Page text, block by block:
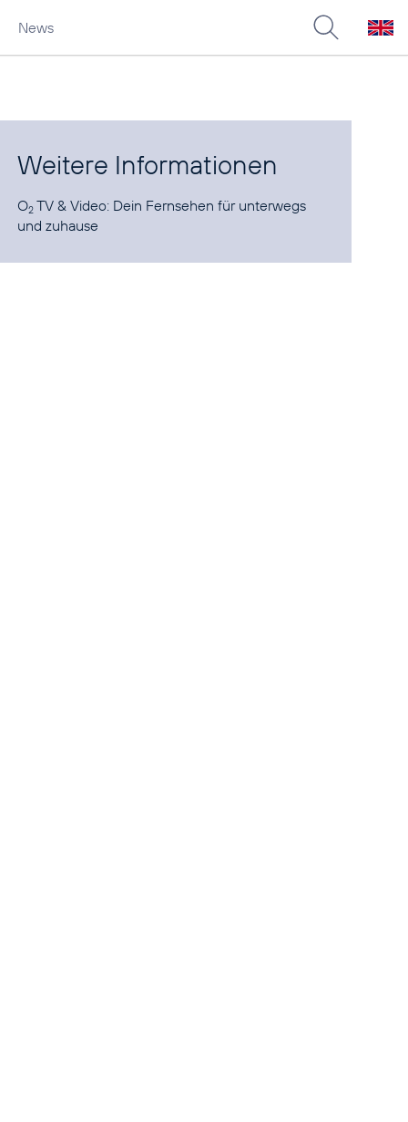
News
Weitere Informationen
O2 TV & Video: Dein Fernsehen für unterwegs
und zuhause